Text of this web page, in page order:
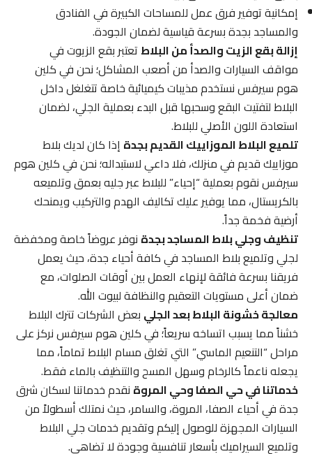
إمكانية توفير فرق عمل للمساحات الكبيرة في الفنادق
والمساجد بجدة بسرعة قياسية لضمان الجودة.
إزالة بقع الزيت والصدأ من البلاطتعتبر بقع الزيوت في
مواقف السيارات والصدأ من أصعب المشاكل؛ نحن في كلين
هوم سيرفس نستخدم مذيبات كيميائية خاصة تتغلغل داخل
البلاط لتفتيت البقع وسحبها قبل البدء بعملية الجلي، لضمان
استعادة اللون الأصلي للبلاط.
تلميع البلاط الموزاييك القديم بجدةإذا كان لديك بلاط
موزاييك قديم في منزلك، فلا داعي لاستبداله؛ نحن في كلين هوم
سيرفس نقوم بعملية “إحياء” للبلاط عبر جليه بعمق وتلميعه
بالكريستال، مما يوفير عليك تكاليف الهدم والتركيب ويمنحك
أرضية فخمة جداً.
تنظيف وجلي بلاط المساجد بجدةنوفر عروضاً خاصة ومخفضة
لجلي وتلميع بلاط المساجد في كافة أحياء جدة، حيث يعمل
فريقنا بسرعة فائقة لإنهاء العمل بين أوقات الصلوات، مع
ضمان أعلى مستويات التعقيم والنظافة لبيوت الله.
معالجة خشونة البلاط بعد الجليبعض الشركات تترك البلاط
خشناً مما يسبب اتساخه سريعاً؛ في كلين هوم سيرفس نركز على
مراحل “التنعيم الماسي” التي تغلق مسام البلاط تماماً، مما
يجعله ناعماً كالرخام وسهل المسح والتنظيف بالماء فقط.
خدماتنا في حي الصفا وحي المروةنقدم خدماتنا لسكان شرق
جدة في أحياء الصفا، المروة، والسامر، حيث نمتلك أسطولاً من
السيارات المجهزة للوصول إليكم وتقديم خدمات جلي البلاط
وتلميع السيراميك بأسعار تنافسية وجودة لا تضاهى.